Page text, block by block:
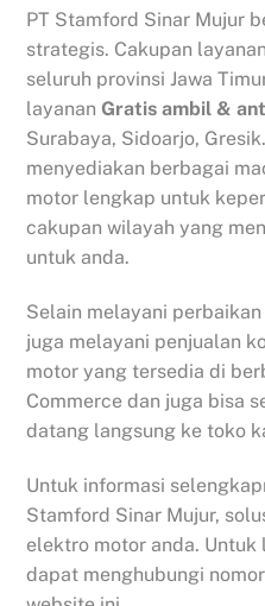
PT Stamford Sinar Mujur
strategis. Cakupan
seluruh provinsi Jawa
layananGratis ambil &
Surabaya, Sidoarjo,
menyediakan berbagai
motor lengkap untuk
cakupan wilayah yang
untuk anda.
Selain melayani
juga melayani penjualan
motor yang tersedia di
Commerce dan juga bisa
datang langsung ke toko
Untuk informasi
Stamford Sinar Mujur,
elektro motor anda. Untuk
dapat menghubungi